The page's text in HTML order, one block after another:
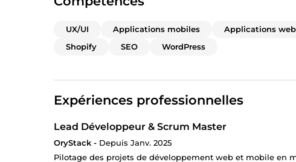
UX/UI Applications mobiles Applications web
Shopify
SEO WordPress
Expériences professionnelles
Lead Développeur & Scrum Master
OryStack - Depuis Janv. 2025
Pilotage des projets de développement web et mobile en